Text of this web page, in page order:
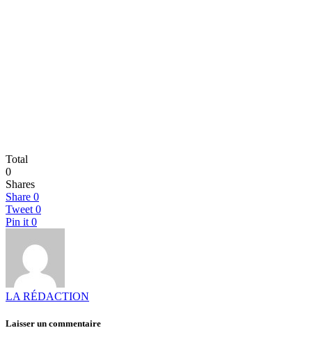
Total
0
Shares
Share 0
Tweet 0
Pin it 0
LA RÉDACTION
Laisser un commentaire